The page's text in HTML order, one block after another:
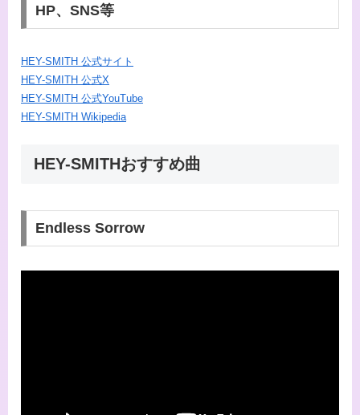
HP、SNS等
HEY-SMITH 公式サイト
HEY-SMITH 公式X
HEY-SMITH 公式YouTube
HEY-SMITH Wikipedia
HEY-SMITHおすすめ曲
Endless Sorrow